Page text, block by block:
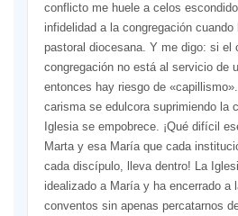
conflicto me huele a celos
infidelidad a la congregación
pastoral diocesana. Y me digo: si el
congregación no está al servicio de
entonces hay riesgo de
carisma se edulcora suprimiendo la
Iglesia se empobrece. ¡Qué difícil
Marta y esa María que cada
cada discípulo, lleva dentro! La
idealizado a María y ha encerrado a
conventos sin apenas percatarnos